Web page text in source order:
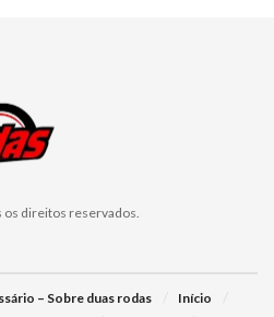
os direitos reservados.
– Sobre duas rodas
Início